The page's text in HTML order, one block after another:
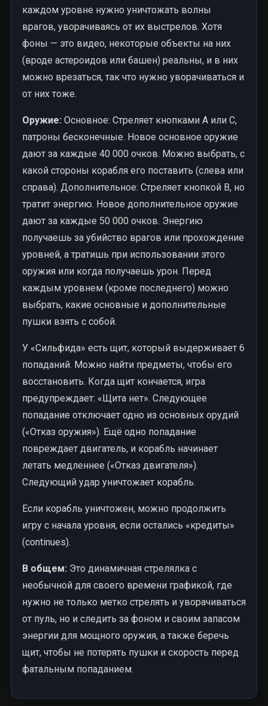
каждом уровне нужно уничтожать волны
врагов, уворачиваясь от их выстрелов. Хотя
фоны — это видео, некоторые объекты на них
(вроде астероидов или башен) реальны, и в них
можно врезаться, так что нужно уворачиваться и
от них тоже.
Оружие: Основное: Стреляет кнопками A или C,
патроны бесконечные. Новое основное оружие
дают за каждые 40 000 очков. Можно выбрать, с
какой стороны корабля его поставить (слева или
справа). Дополнительное: Стреляет кнопкой B, но
тратит энергию. Новое дополнительное оружие
дают за каждые 50 000 очков. Энергию
получаешь за убийство врагов или прохождение
уровней, а тратишь при использовании этого
оружия или когда получаешь урон. Перед
каждым уровнем (кроме последнего) можно
выбрать, какие основные и дополнительные
пушки взять с собой.
У «Сильфида» есть щит, который выдерживает 6
попаданий. Можно найти предметы, чтобы его
восстановить. Когда щит кончается, игра
предупреждает: «Щита нет». Следующее
попадание отключает одно из основных орудий
(«Отказ оружия»). Ещё одно попадание
повреждает двигатель, и корабль начинает
летать медленнее («Отказ двигателя»).
Следующий удар уничтожает корабль.
Если корабль уничтожен, можно продолжить
игру с начала уровня, если остались «кредиты»
(continues).
В общем: Это динамичная стрелялка с
необычной для своего времени графикой, где
нужно не только метко стрелять и уворачиваться
от пуль, но и следить за фоном и своим запасом
энергии для мощного оружия, а также беречь
щит, чтобы не потерять пушки и скорость перед
фатальным попаданием.